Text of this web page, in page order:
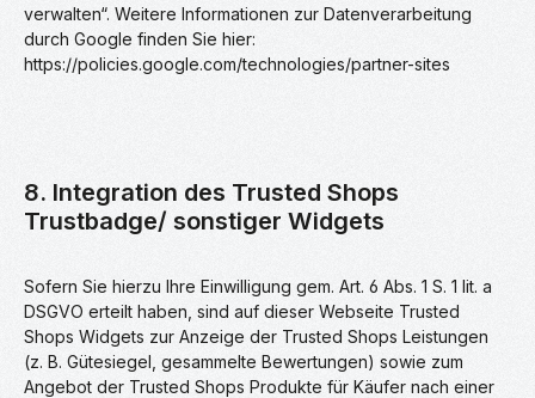
verwalten“. Weitere Informationen zur Datenverarbeitung
durch Google finden Sie hier:
https://policies.google.com/technologies/partner-sites
8. Integration des Trusted Shops
Trustbadge/ sonstiger Widgets
Sofern Sie hierzu Ihre Einwilligung gem. Art. 6 Abs. 1 S. 1 lit. a
DSGVO erteilt haben, sind auf dieser Webseite Trusted
Shops Widgets zur Anzeige der Trusted Shops Leistungen
(z. B. Gütesiegel, gesammelte Bewertungen) sowie zum
Angebot der Trusted Shops Produkte für Käufer nach einer